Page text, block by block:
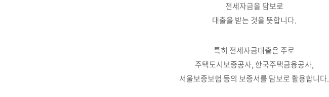
전세자금을 담보로
대출을 받는 것을 뜻합니다.
특히 전세자금대출은 주로
주택도시보증공사, 한국주택금융공사,
서울보증보험 등의 보증서를 담보로 활용합니다.